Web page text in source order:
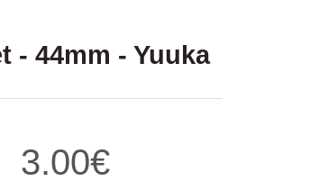
- 44mm - Yuuka
3.00€